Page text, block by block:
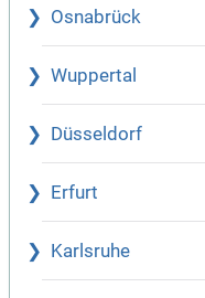
Osnabrück
Wuppertal
Düsseldorf
Erfurt
Karlsruhe